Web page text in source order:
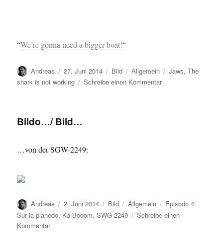
“We’re gonna need a bigger boat!“
Autor
Andreas
Veröffentlicht
am
27. Juni 2014 Format
Bild Kategorien
Allgemein Schlagwörter
Jaws,The
shark is not working
Schreibe einen Kommentarzu
Bildo…/ Bild…
…von der SGW-2249:
Autor
Andreas
Veröffentlicht
am
2. Juni 2014 Format
Bild Kategorien
Allgemein Schlagwörter
Episodo 4:
Sur la planedo, Ka-Booom,SWG-2249
Schreibe einen
Kommentarzu